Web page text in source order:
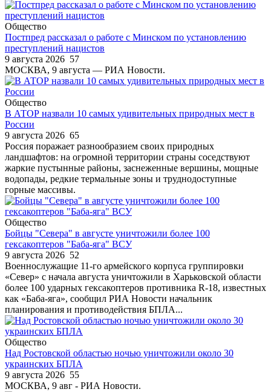
Общество
Постпред рассказал о работе с Минском по установлению
преступлений нацистов
9 августа 2026 57
МОСКВА, 9 августа — РИА Новости.
Общество
В АТОР назвали 10 самых удивительных природных мест в
России
9 августа 2026 65
Россия поражает разнообразием своих природных
ландшафтов: на огромной территории страны соседствуют
жаркие пустынные районы, заснеженные вершины, мощные
водопады, редкие термальные зоны и труднодоступные
горные массивы.
Общество
Бойцы "Севера" в августе уничтожили более 100
гексакоптеров "Баба-яга" ВСУ
9 августа 2026 52
Военнослужащие 11-го армейского корпуса группировки
«Север» с начала августа уничтожили в Харьковской области
более 100 ударных гексакоптеров противника R-18, известных
как «Баба-яга», сообщил РИА Новости начальник
планирования и противодействия БПЛА...
Общество
Над Ростовской областью ночью уничтожили около 30
украинских БПЛА
9 августа 2026 55
МОСКВА, 9 авг - РИА Новости.